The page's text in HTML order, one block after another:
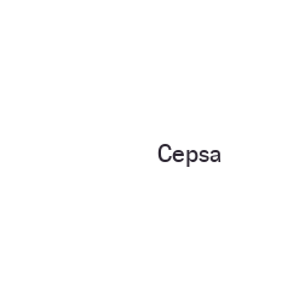
Cepsa